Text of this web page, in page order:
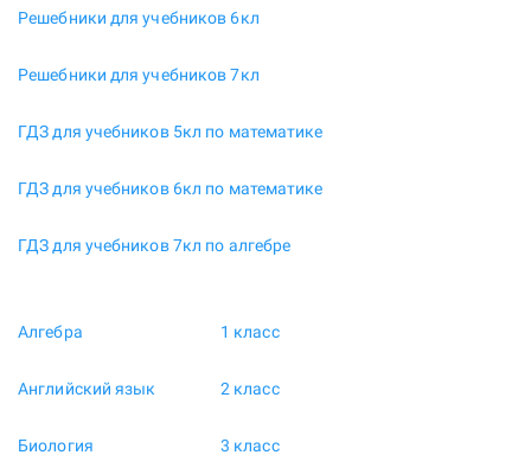
Решебники для учебников 6кл
Решебники для учебников 7кл
ГДЗ для учебников 5кл по математике
ГДЗ для учебников 6кл по математике
ГДЗ для учебников 7кл по алгебре
Алгебра
Английский язык
Биология
1 класс
2 класс
3 класс